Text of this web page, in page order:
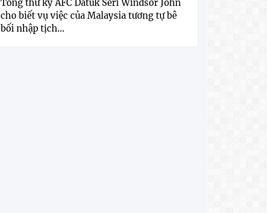
Tổng thư ký AFC Datuk Seri Windsor John
cho biết vụ việc của Malaysia tương tự bê
bối nhập tịch...